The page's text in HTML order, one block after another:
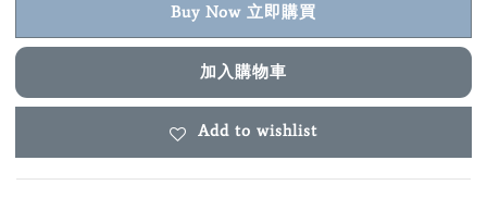
Buy Now 立即購買
加入購物車
Add to wishlist